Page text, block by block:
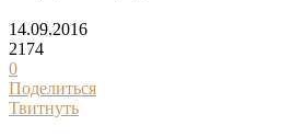
14.09.2016
2174
0
Поделиться
Твитнуть